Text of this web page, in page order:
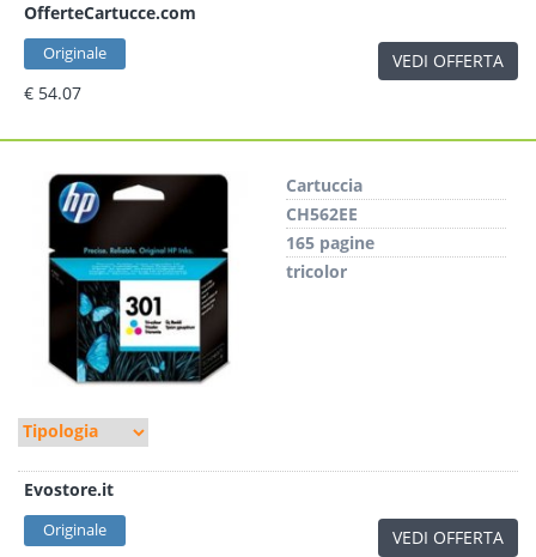
OfferteCartucce.com
Originale
€ 54.07
VEDI OFFERTA
Cartuccia
CH562EE
165 pagine
tricolor
Evostore.it
Originale VEDI OFFERTA